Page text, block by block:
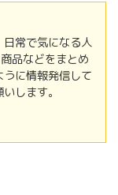
常で気になる人
品などをまとめ
に情報発信して
します。